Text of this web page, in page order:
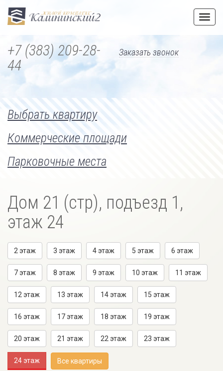
+7 (383) 209-28-
44
Заказать звонок
Выбрать квартиру
Коммерческие площади
Парковочные места
Дом 21 (стр), подъезд 1,
этаж 24
2 этаж 3 этаж 4 этаж 5 этаж 6 этаж
7 этаж 8 этаж 9 этаж 10 этаж 11 этаж
12 этаж 13 этаж 14 этаж 15 этаж
16 этаж 17 этаж 18 этаж 19 этаж
20 этаж 21 этаж 22 этаж 23 этаж
24 этаж Все квартиры